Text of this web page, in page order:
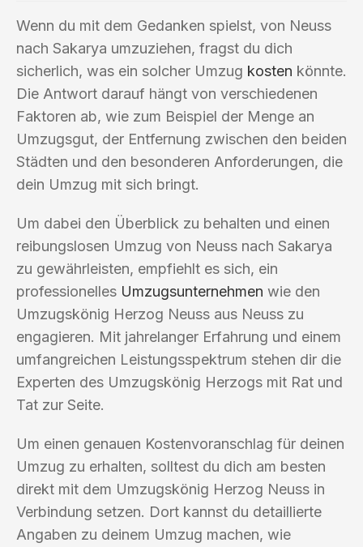
Wenn du mit dem Gedanken spielst, von Neuss
nach Sakarya umzuziehen, fragst du dich
sicherlich, was ein solcher Umzug kosten könnte.
Die Antwort darauf hängt von verschiedenen
Faktoren ab, wie zum Beispiel der Menge an
Umzugsgut, der Entfernung zwischen den beiden
Städten und den besonderen Anforderungen, die
dein Umzug mit sich bringt.
Um dabei den Überblick zu behalten und einen
reibungslosen Umzug von Neuss nach Sakarya
zu gewährleisten, empfiehlt es sich, ein
professionelles Umzugsunternehmen wie den
Umzugskönig Herzog Neuss aus Neuss zu
engagieren. Mit jahrelanger Erfahrung und einem
umfangreichen Leistungsspektrum stehen dir die
Experten des Umzugskönig Herzogs mit Rat und
Tat zur Seite.
Um einen genauen Kostenvoranschlag für deinen
Umzug zu erhalten, solltest du dich am besten
direkt mit dem Umzugskönig Herzog Neuss in
Verbindung setzen. Dort kannst du detaillierte
Angaben zu deinem Umzug machen, wie